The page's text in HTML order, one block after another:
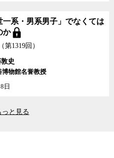
一系・男系男子」でなくては
か
第1319回）
史
博物館名誉教授
日